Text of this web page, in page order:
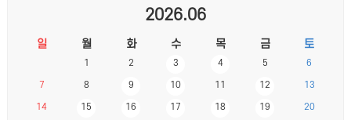
2026.06
일 월 화 수 목 금 토
1 2 3 4 5 6
7 8 9 10 11 12 13
14 15 16 17 18 19 20